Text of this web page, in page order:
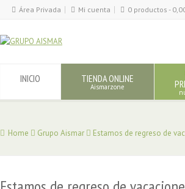
Área Privada Mi cuenta 0 productos -
INICIO TIENDA ONLINE
Aismarzone
Home Grupo Aismar Estamos de regreso de